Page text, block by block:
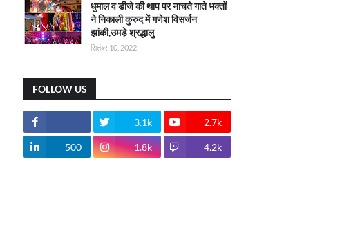
धुमाल व डीजे की थाप पर नाचते गाते भक्तों
ने निकाली कुरुद में गणेश विसर्जन
झांकी,उमड़े श्रद्धालु
सितंबर 10, 2022
FOLLOW US
3.1k 2.7k
500 1.8k 4.2k